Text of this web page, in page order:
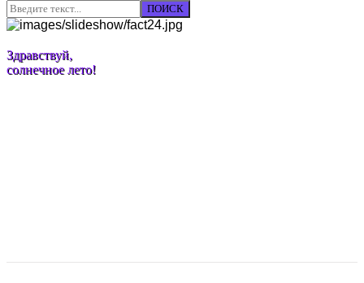
ПОИСК
Здравствуй,
солнечное лето!